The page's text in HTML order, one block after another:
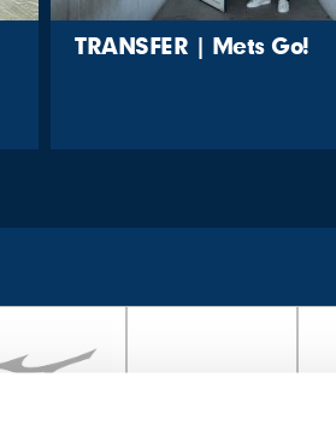
TRANSFER | Mets Go!